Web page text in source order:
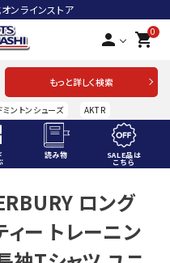
ンラインストア
person 0
shopping_cart
もっと詳しく検索
ミントンシューズ AKTR
読み物 SALE品は
こちら
ロング
ィー トレーニン